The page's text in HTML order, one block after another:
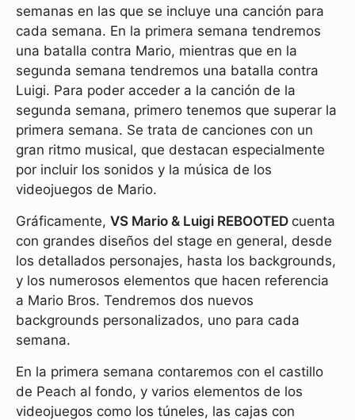
semanas en las que se incluye una canción para
cada semana. En la primera semana tendremos
una batalla contra Mario, mientras que en la
segunda semana tendremos una batalla contra
Luigi. Para poder acceder a la canción de la
segunda semana, primero tenemos que superar la
primera semana. Se trata de canciones con un
gran ritmo musical, que destacan especialmente
por incluir los sonidos y la música de los
videojuegos de Mario.
Gráficamente, VS Mario & Luigi REBOOTED cuenta
con grandes diseños del stage en general, desde
los detallados personajes, hasta los backgrounds,
y los numerosos elementos que hacen referencia
a Mario Bros. Tendremos dos nuevos
backgrounds personalizados, uno para cada
semana.
En la primera semana contaremos con el castillo
de Peach al fondo, y varios elementos de los
videojuegos como los túneles, las cajas con